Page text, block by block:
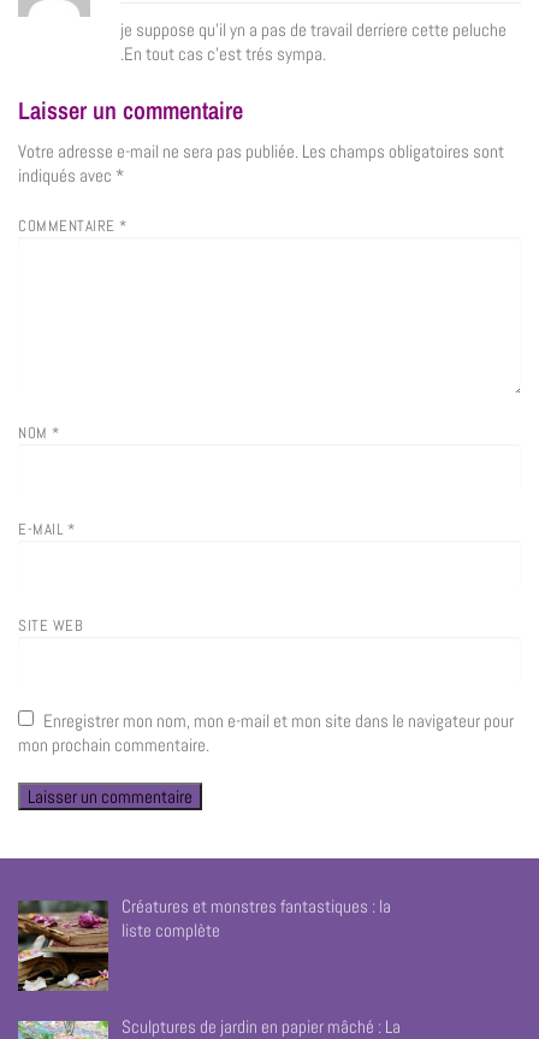
je suppose qu’il yn a pas de travail derriere cette peluche
.En tout cas c’est trés sympa.
Laisser un commentaire
Votre adresse e-mail ne sera pas publiée. Les champs obligatoires sont
indiqués avec *
COMMENTAIRE *
NOM *
E-MAIL *
SITE WEB
Enregistrer mon nom, mon e-mail et mon site dans le navigateur pour
mon prochain commentaire.
Créatures et monstres fantastiques : la
liste complète
Sculptures de jardin en papier mâché : La